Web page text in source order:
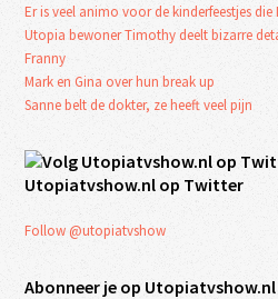
Er is veel animo voor de kinderfeestjes die
Utopia bewoner Timothy deelt bizarre
Franny
Mark en Gina over hun break up
Sanne belt de dokter, ze heeft veel pijn
Utopiatvshow.nl op Twitter
Follow @utopiatvshow
Abonneer je op Utopiatvshow.nl